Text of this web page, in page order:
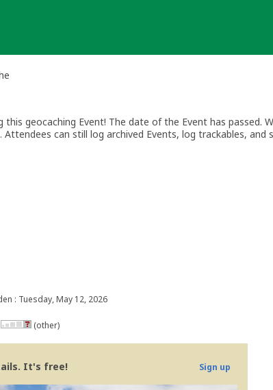
this geocaching Event! The date of the Event has passed.
can still log archived Events, log trackables, and
: Tuesday, May 12, 2026
(other)
It's free! Sign up